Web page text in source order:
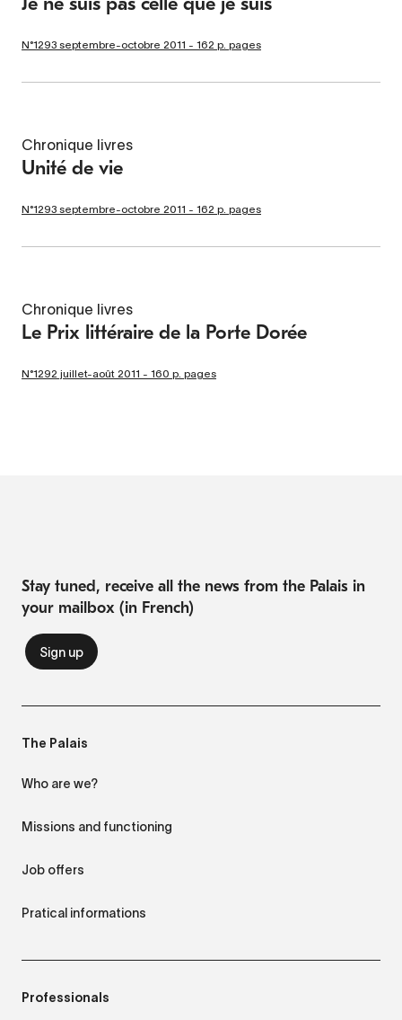
N°1293 septembre-octobre 2011 - 162 p. pages
Chronique livres
Unité de vie
N°1293 septembre-octobre 2011 - 162 p. pages
Chronique livres
Le Prix littéraire de la Porte Dorée
N°1292 juillet-août 2011 - 160 p. pages
Stay tuned, receive all the news from the Palais in
your mailbox (in French)
The Palais
Who are we?
Missions and functioning
Job offers
Pratical informations
Professionals